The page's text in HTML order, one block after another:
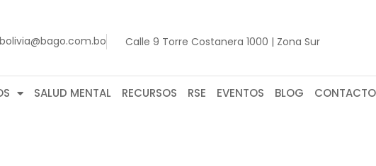
bolivia@bago.com.bo Calle 9 Torre Costanera 1000 | Zona Sur
SALUD MENTAL RECURSOS RSE EVENTOS BLOG CONTACTO